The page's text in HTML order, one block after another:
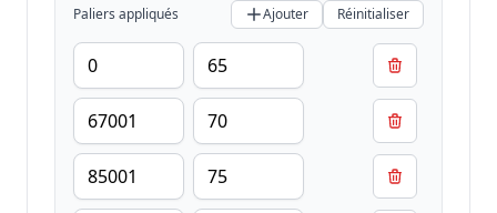
Paliers appliqués Ajouter Réinitialiser